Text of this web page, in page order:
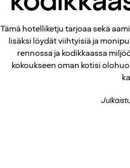
Tämä hotelliketju tarjoaa sekä
lisäksi löydät viihtyisiä ja
rennossa ja kodikkaassa
kokoukseen oman kotisi